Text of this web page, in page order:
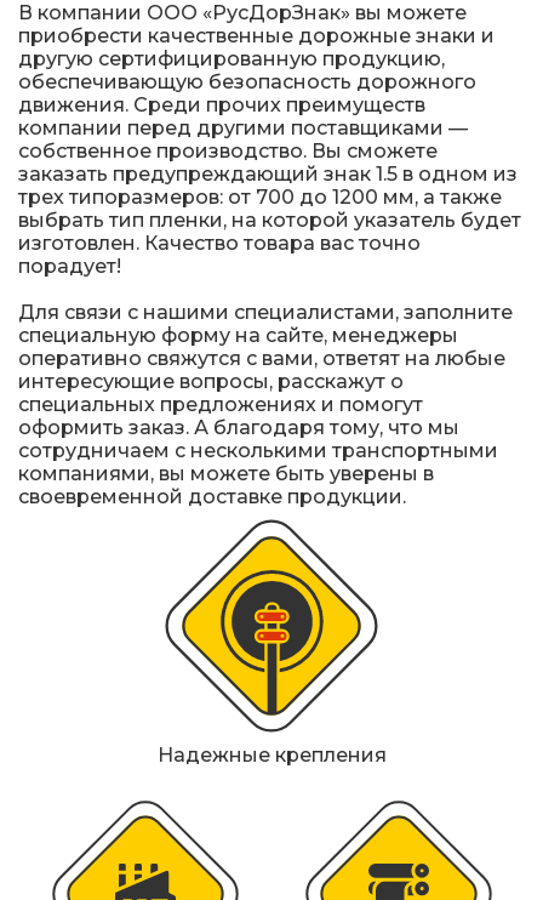
В компании ООО «РусДорЗнак» вы можете
приобрести качественные дорожные знаки и
другую сертифицированную продукцию,
обеспечивающую безопасность дорожного
движения. Среди прочих преимуществ
компании перед другими поставщиками —
собственное производство. Вы сможете
заказать предупреждающий знак 1.5 в одном из
трех типоразмеров: от 700 до 1200 мм, а также
выбрать тип пленки, на которой указатель будет
изготовлен. Качество товара вас точно
порадует!
Для связи с нашими специалистами, заполните
специальную форму на сайте, менеджеры
оперативно свяжутся с вами, ответят на любые
интересующие вопросы, расскажут о
специальных предложениях и помогут
оформить заказ. А благодаря тому, что мы
сотрудничаем с несколькими транспортными
компаниями, вы можете быть уверены в
своевременной доставке продукции.
Надежные крепления